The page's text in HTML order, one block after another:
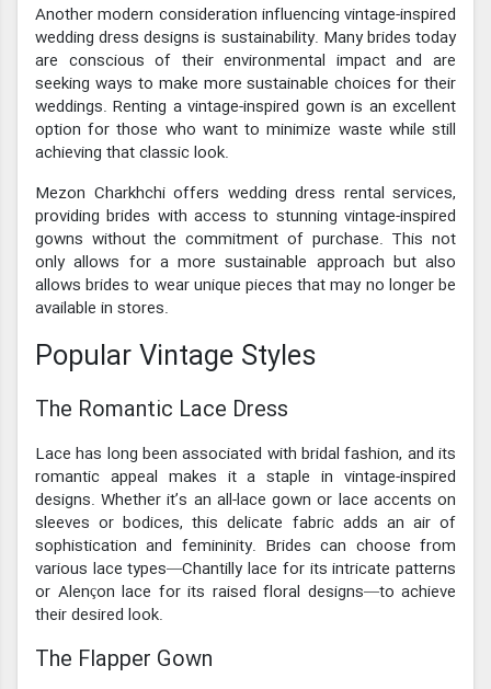
Another modern consideration influencing vintage-inspired
wedding dress designs is sustainability. Many brides today
are conscious of their environmental impact and are
seeking ways to make more sustainable choices for their
weddings. Renting a vintage-inspired gown is an excellent
option for those who want to minimize waste while still
achieving that classic look.
Mezon Charkhchi offers wedding dress rental services,
providing brides with access to stunning vintage-inspired
gowns without the commitment of purchase. This not
only allows for a more sustainable approach but also
allows brides to wear unique pieces that may no longer be
available in stores.
Popular Vintage Styles
The Romantic Lace Dress
Lace has long been associated with bridal fashion, and its
romantic appeal makes it a staple in vintage-inspired
designs. Whether it’s an all-lace gown or lace accents on
sleeves or bodices, this delicate fabric adds an air of
sophistication and femininity. Brides can choose from
various lace types—Chantilly lace for its intricate patterns
or Alençon lace for its raised floral designs—to achieve
their desired look.
The Flapper Gown